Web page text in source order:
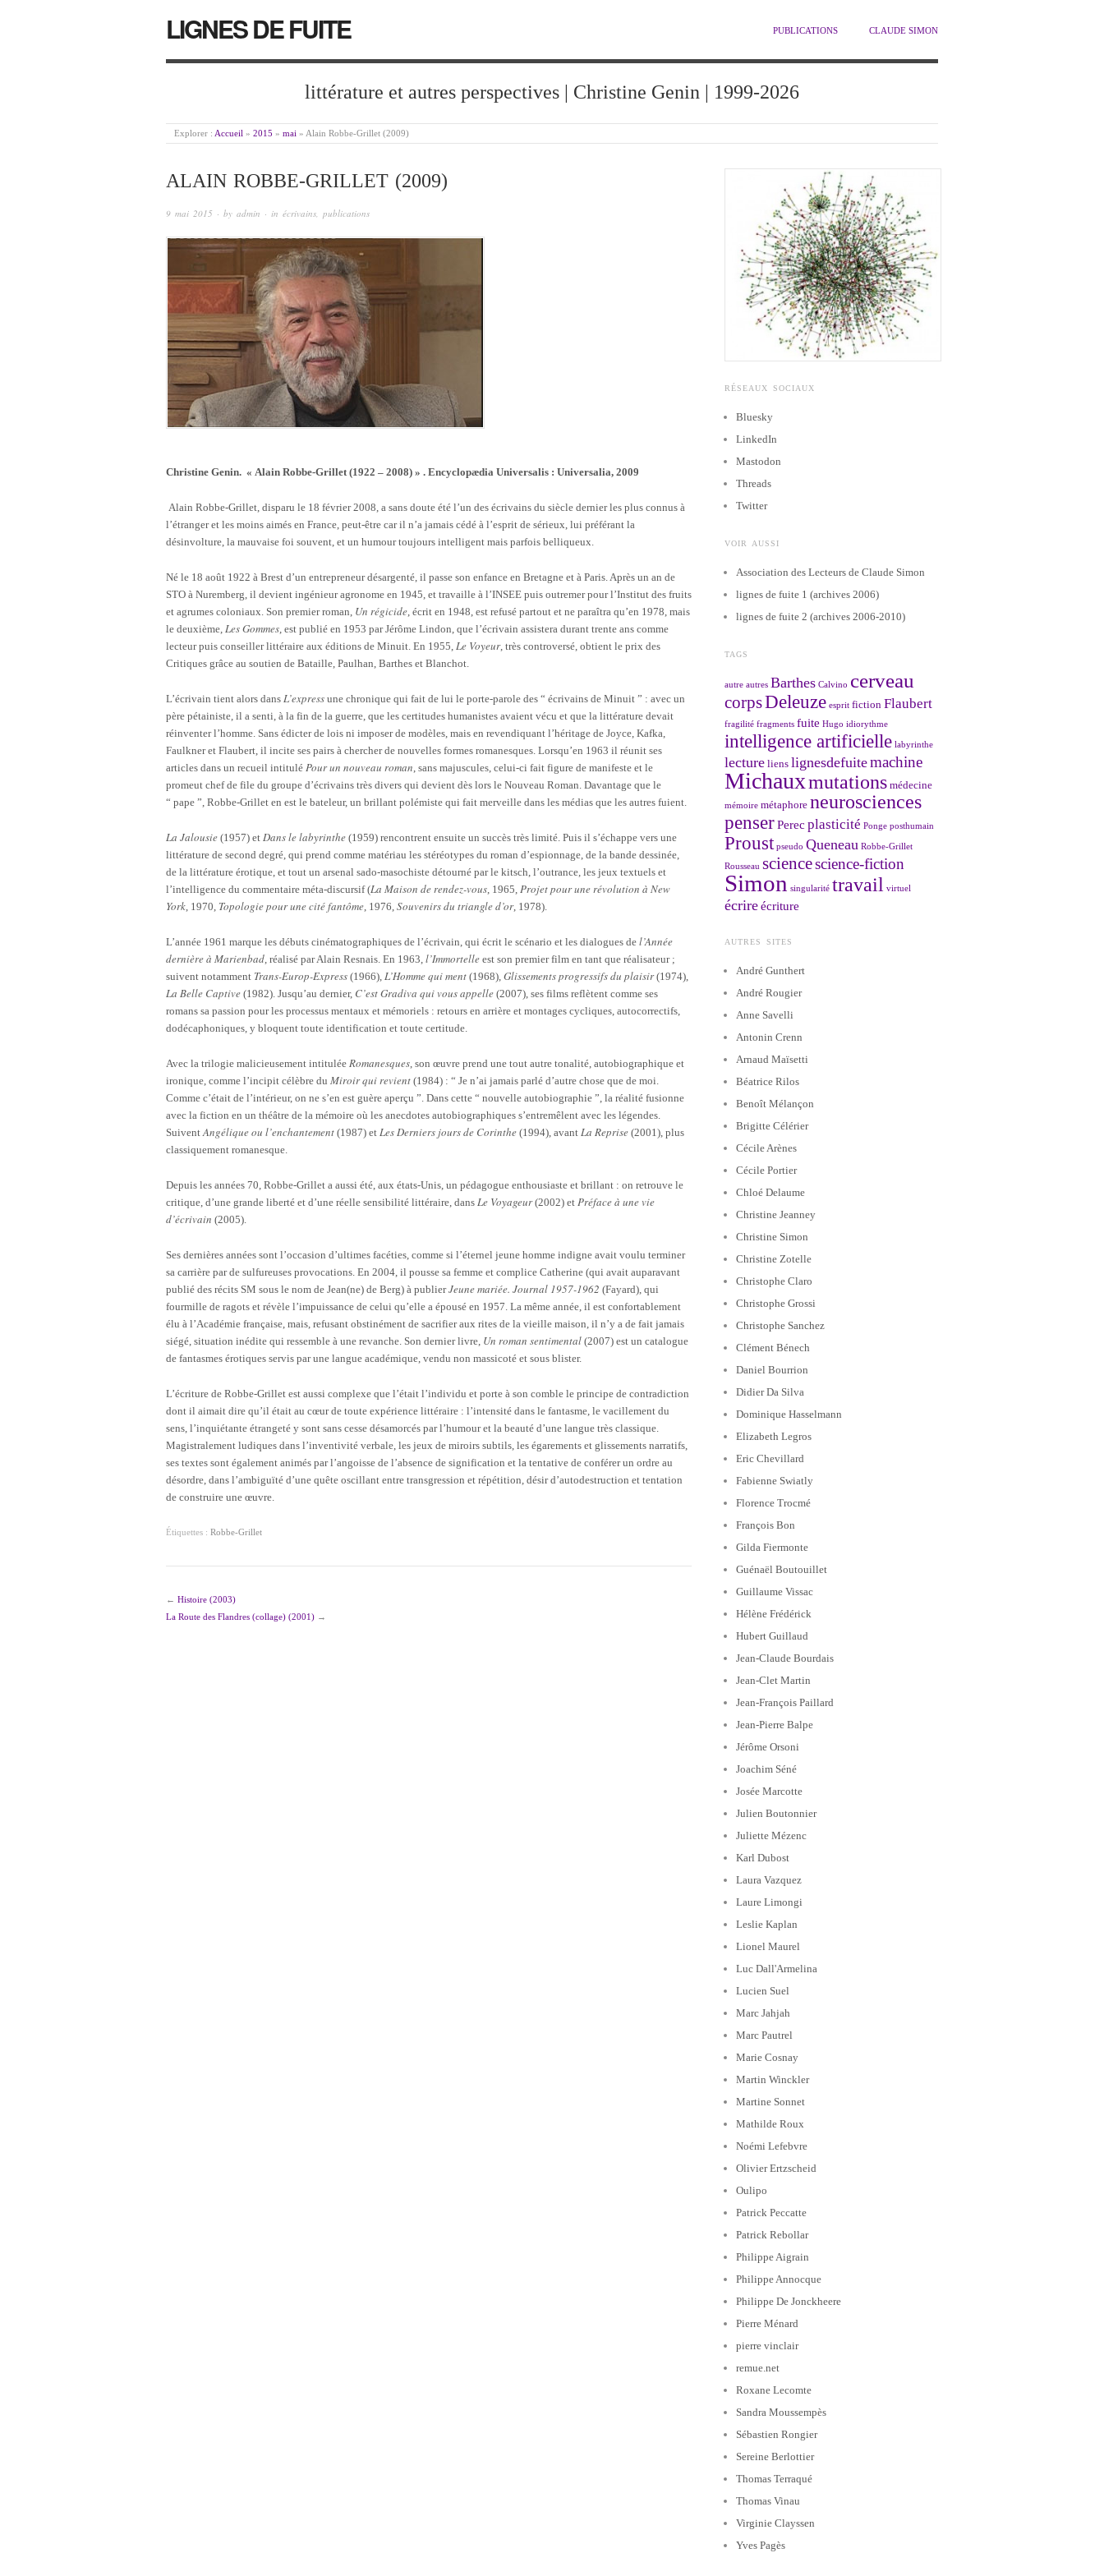
LIGNES DE FUITE PUBLICATIONS CLAUDE SIMON
littérature et autres perspectives | Christine Genin | 1999-2026
Explorer : Accueil » 2015 » mai » Alain Robbe-Grillet (2009)
ALAIN ROBBE-GRILLET (2009)
9 mai 2015 · by admin · in écrivains, publications
Christine Genin. « Alain Robbe-Grillet (1922 – 2008) » . Encyclopædia Universalis : Universalia, 2009
Alain Robbe-Grillet, disparu le 18 février 2008, a sans doute été l’un des écrivains du siècle dernier les plus connus à
l’étranger et les moins aimés en France, peut-être car il n’a jamais cédé à l’esprit de sérieux, lui préférant la
désinvolture, la mauvaise foi souvent, et un humour toujours intelligent mais parfois belliqueux.
Né le 18 août 1922 à Brest d’un entrepreneur désargenté, il passe son enfance en Bretagne et à Paris. Après un an de
STO à Nuremberg, il devient ingénieur agronome en 1945, et travaille à l’INSEE puis outremer pour l’Institut des fruits
et agrumes coloniaux. Son premier roman, Un régicide , écrit en 1948, est refusé partout et ne paraîtra qu’en 1978, mais
le deuxième, Les Gommes , est publié en 1953 par Jérôme Lindon, que l’écrivain assistera durant trente ans comme
lecteur puis conseiller littéraire aux éditions de Minuit. En 1955, Le Voyeur, très controversé, obtient le prix des
Critiques grâce au soutien de Bataille, Paulhan, Barthes et Blanchot.
L’écrivain tient alors dans L’express une chronique qui fait de lui le porte-parole des “ écrivains de Minuit ” : avec un
père pétainiste, il a senti, à la fin de la guerre, que les certitudes humanistes avaient vécu et que la littérature devait
réinventer l’homme. Sans édicter de lois ni imposer de modèles, mais en revendiquant l’héritage de Joyce, Kafka,
Faulkner et Flaubert, il incite ses pairs à chercher de nouvelles formes romanesques. Lorsqu’en 1963 il réunit ses
articles dans un recueil intitulé Pour un nouveau roman , sans majuscules, celui-ci fait figure de manifeste et le
promeut chef de file du groupe d’écrivains très divers qui devient dès lors le Nouveau Roman. Davantage que le
“ pape ”, Robbe-Grillet en est le bateleur, un brillant polémiste qui fait merveille dans les médias que les autres fuient.
La Jalousie (1957) et Dans le labyrinthe (1959) rencontrent ensuite un succès très limité. Puis il s’échappe vers une
littérature de second degré, qui prend comme matériau les stéréotypes du roman d’espionnage, de la bande dessinée,
de la littérature érotique, et tout un arsenal sado-masochiste détourné par le kitsch, l’outrance, les jeux textuels et
l’intelligence du commentaire méta-discursif (La Maison de rendez-vous , 1965, Projet pour une révolution à New
York , 1970, Topologie pour une cité fantôme , 1976, Souvenirs du triangle d’or, 1978).
L’année 1961 marque les débuts cinématographiques de l’écrivain, qui écrit le scénario et les dialogues de l’Année
dernière à Marienbad , réalisé par Alain Resnais. En 1963, l’Immortelle est son premier film en tant que réalisateur ;
suivent notamment Trans-Europ-Express (1966), L’Homme qui ment (1968), Glissements progressifs du plaisir(1974),
La Belle Captive (1982). Jusqu’au dernier, C’est Gradiva qui vous appelle (2007), ses films reflètent comme ses
romans sa passion pour les processus mentaux et mémoriels : retours en arrière et montages cycliques, autocorrectifs,
dodécaphoniques, y bloquent toute identification et toute certitude.
Avec la trilogie malicieusement intitulée Romanesques , son œuvre prend une tout autre tonalité, autobiographique et
ironique, comme l’incipit célèbre du Miroir qui revient (1984) : “ Je n’ai jamais parlé d’autre chose que de moi.
Comme c’était de l’intérieur, on ne s’en est guère aperçu ”. Dans cette “ nouvelle autobiographie ”, la réalité fusionne
avec la fiction en un théâtre de la mémoire où les anecdotes autobiographiques s’entremêlent avec les légendes.
Suivent Angélique ou l’enchantement (1987) et Les Derniers jours de Corinthe (1994), avant La Reprise (2001), plus
classiquement romanesque.
Depuis les années 70, Robbe-Grillet a aussi été, aux états-Unis, un pédagogue enthousiaste et brillant : on retrouve le
critique, d’une grande liberté et d’une réelle sensibilité littéraire, dans Le Voyageur(2002) et Préface à une vie
d’écrivain (2005).
Ses dernières années sont l’occasion d’ultimes facéties, comme si l’éternel jeune homme indigne avait voulu terminer
sa carrière par de sulfureuses provocations. En 2004, il pousse sa femme et complice Catherine (qui avait auparavant
publié des récits SM sous le nom de Jean(ne) de Berg) à publierJeune mariée. Journal 1957-1962 (Fayard), qui
fourmille de ragots et révèle l’impuissance de celui qu’elle a épousé en 1957. La même année, il est confortablement
élu à l’Académie française, mais, refusant obstinément de sacrifier aux rites de la vieille maison, il n’y a de fait jamais
siégé, situation inédite qui ressemble à une revanche. Son dernier livre, Un roman sentimental (2007) est un catalogue
de fantasmes érotiques servis par une langue académique, vendu non massicoté et sous blister.
L’écriture de Robbe-Grillet est aussi complexe que l’était l’individu et porte à son comble le principe de contradiction
dont il aimait dire qu’il était au cœur de toute expérience littéraire : l’intensité dans le fantasme, le vacillement du
sens, l’inquiétante étrangeté y sont sans cesse désamorcés par l’humour et la beauté d’une langue très classique.
Magistralement ludiques dans l’inventivité verbale, les jeux de miroirs subtils, les égarements et glissements narratifs,
ses textes sont également animés par l’angoisse de l’absence de signification et la tentative de conférer un ordre au
désordre, dans l’ambiguïté d’une quête oscillant entre transgression et répétition, désir d’autodestruction et tentation
de construire une œuvre.
Étiquettes : Robbe-Grillet
← Histoire (2003)
La Route des Flandres (collage) (2001) →
RÉSEAUX SOCIAUX
Bluesky
LinkedIn
Mastodon
Threads
Twitter
VOIR AUSSI
Association des Lecteurs de Claude Simon
lignes de fuite 1 (archives 2006)
lignes de fuite 2 (archives 2006-2010)
TAGS
autre autres Barthes Calvino cerveau
corpsDeleuze esprit fiction Flaubert
fragilité fragments fuite Hugo idiorythme
intelligence artificielle labyrinthe
lecture liens lignesdefuitemachine
Michauxmutations médecine
mémoire métaphore neurosciences
penserPerec plasticité Ponge posthumain
Proust pseudo Queneau Robbe-Grillet
Rousseau sciencescience-fiction
Simon singularité travail virtuel
écrireécriture
AUTRES SITES
André Gunthert
André Rougier
Anne Savelli
Antonin Crenn
Arnaud Maïsetti
Béatrice Rilos
Benoît Mélançon
Brigitte Célérier
Cécile Arènes
Cécile Portier
Chloé Delaume
Christine Jeanney
Christine Simon
Christine Zotelle
Christophe Claro
Christophe Grossi
Christophe Sanchez
Clément Bénech
Daniel Bourrion
Didier Da Silva
Dominique Hasselmann
Elizabeth Legros
Eric Chevillard
Fabienne Swiatly
Florence Trocmé
François Bon
Gilda Fiermonte
Guénaël Boutouillet
Guillaume Vissac
Hélène Frédérick
Hubert Guillaud
Jean-Claude Bourdais
Jean-Clet Martin
Jean-François Paillard
Jean-Pierre Balpe
Jérôme Orsoni
Joachim Séné
Josée Marcotte
Julien Boutonnier
Juliette Mézenc
Karl Dubost
Laura Vazquez
Laure Limongi
Leslie Kaplan
Lionel Maurel
Luc Dall'Armelina
Lucien Suel
Marc Jahjah
Marc Pautrel
Marie Cosnay
Martin Winckler
Martine Sonnet
Mathilde Roux
Noémi Lefebvre
Olivier Ertzscheid
Oulipo
Patrick Peccatte
Patrick Rebollar
Philippe Aigrain
Philippe Annocque
Philippe De Jonckheere
Pierre Ménard
pierre vinclair
remue.net
Roxane Lecomte
Sandra Moussempès
Sébastien Rongier
Sereine Berlottier
Thomas Terraqué
Thomas Vinau
Virginie Clayssen
Yves Pagès